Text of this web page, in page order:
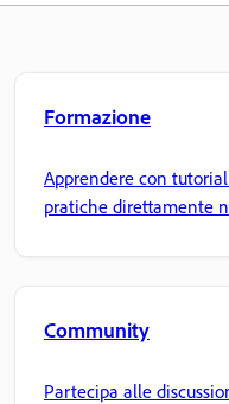
Formazione
Apprendere con
pratiche direttamente
Community
Partecipa alle